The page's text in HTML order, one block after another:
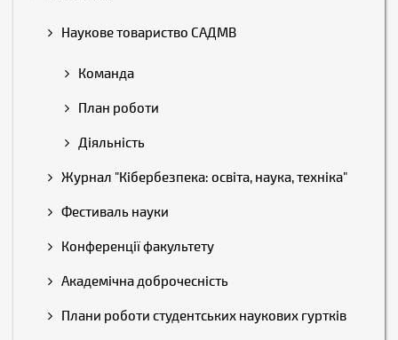
Наукове товариство САДМВ
Команда
План роботи
Діяльність
Журнал "Кібербезпека: освіта, наука, техніка"
Фестиваль науки
Конференції факультету
Академічна доброчесність
Плани роботи студентських наукових гуртків